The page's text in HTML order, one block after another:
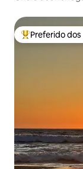
Entre os
Preferido